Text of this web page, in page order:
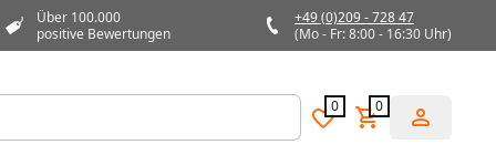
Über 100.000
positive Bewertungen
+49 (0)209 - 728 47
(Mo - Fr: 8:00 - 16:30 Uhr)
0 0